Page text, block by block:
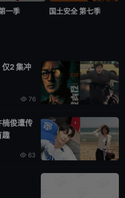
一季 国土安全 第七季
2 集冲
76
俊遭传
趣
63